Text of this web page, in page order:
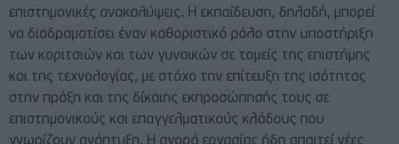
επιστημονικές ανακαλύψεις. Η εκπαίδευση, δηλαδή, μπορεί
να διαδραματίσει έναν καθοριστικό ρόλο στην υποστήριξη
των κοριτσιών και των γυναικών σε τομείς της επιστήμης
και της τεχνολογίας, με στόχο την επίτευξη της ισότητας
στην πράξη και της δίκαιης εκπροσώπησής τους σε
επιστημονικούς και επαγγελματικούς κλάδους που
γνωρίζουν ανάπτυξη. Η αγορά εργασίας ήδη απαιτεί νέες